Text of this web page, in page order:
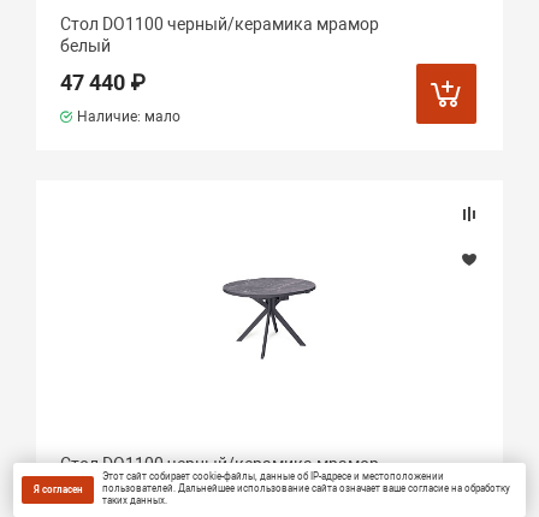
Стол DO1100 черный/керамика мрамор
белый
47 440 ₽
Наличие: мало
Стол DO1100 черный/керамика мрамор
черныйЭтот сайт собирает cookie-файлы, данные об IP-адресе и местоположении
пользователей. Дальнейшее использование сайта означает ваше согласие на обработку
таких данных.
Я согласен